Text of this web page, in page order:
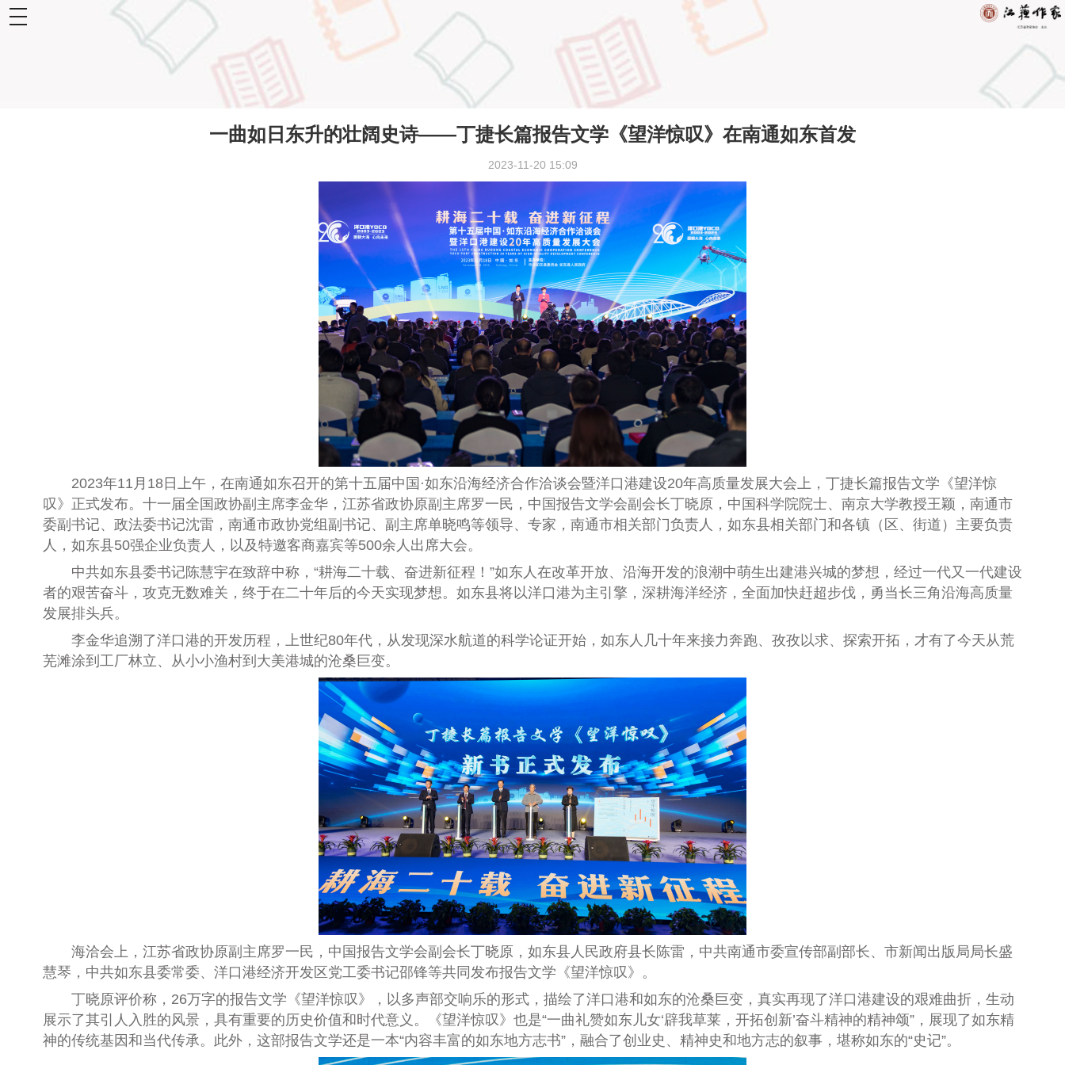
toggle
一曲如日东升的壮阔史诗——丁捷长篇报告文学《望洋惊叹》在南通如东首发
2023-11-20 15:09
2023年11月18日上午，在南通如东召开的第十五届中国·如东沿海经济合作洽谈会暨洋口港建设20年高质量发展大会上，丁捷长篇报告文学《望洋惊
叹》正式发布。十一届全国政协副主席李金华，江苏省政协原副主席罗一民，中国报告文学会副会长丁晓原，中国科学院院士、南京大学教授王颖，南通市
委副书记、政法委书记沈雷，南通市政协党组副书记、副主席单晓鸣等领导、专家，南通市相关部门负责人，如东县相关部门和各镇（区、街道）主要负责
人，如东县50强企业负责人，以及特邀客商嘉宾等500余人出席大会。
中共如东县委书记陈慧宇在致辞中称，“耕海二十载、奋进新征程！”如东人在改革开放、沿海开发的浪潮中萌生出建港兴城的梦想，经过一代又一代建设
者的艰苦奋斗，攻克无数难关，终于在二十年后的今天实现梦想。如东县将以洋口港为主引擎，深耕海洋经济，全面加快赶超步伐，勇当长三角沿海高质量
发展排头兵。
李金华追溯了洋口港的开发历程，上世纪80年代，从发现深水航道的科学论证开始，如东人几十年来接力奔跑、孜孜以求、探索开拓，才有了今天从荒
芜滩涂到工厂林立、从小小渔村到大美港城的沧桑巨变。
海洽会上，江苏省政协原副主席罗一民，中国报告文学会副会长丁晓原，如东县人民政府县长陈雷，中共南通市委宣传部副部长、市新闻出版局局长盛
慧琴，中共如东县委常委、洋口港经济开发区党工委书记邵锋等共同发布报告文学《望洋惊叹》。
丁晓原评价称，26万字的报告文学《望洋惊叹》，以多声部交响乐的形式，描绘了洋口港和如东的沧桑巨变，真实再现了洋口港建设的艰难曲折，生动
展示了其引人入胜的风景，具有重要的历史价值和时代意义。《望洋惊叹》也是“一曲礼赞如东儿女‘辟我草莱，开拓创新’奋斗精神的精神颂”，展现了如东精
神的传统基因和当代传承。此外，这部报告文学还是一本“内容丰富的如东地方志书”，融合了创业史、精神史和地方志的叙事，堪称如东的“史记”。